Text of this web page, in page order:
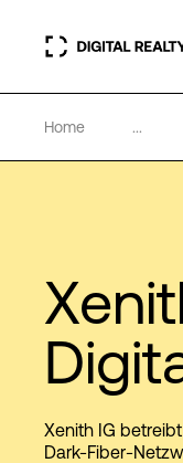
Rechenzentren
Wissenswertes
Über uns
Home ...
Xenith IG
Dark-Fiber-